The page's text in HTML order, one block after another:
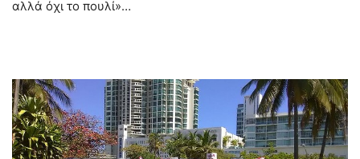
αλλά όχι το πουλί»…